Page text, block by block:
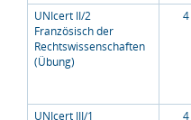
UNIcert II/2
Französisch der
Rechtswissenschaften
(Übung)
4
UNIcert III/1
4